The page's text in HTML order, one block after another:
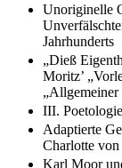
Unoriginelle
Jahrhunderts
„Dieß
Moritz’
„Allgemeiner
III.
Adaptierte
Charlotte
Karl Moor